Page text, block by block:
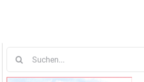
nach: